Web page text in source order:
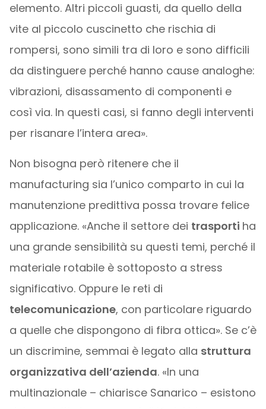
elemento. Altri piccoli guasti, da quello della
vite al piccolo cuscinetto che rischia di
rompersi, sono simili tra di loro e sono difficili
da distinguere perché hanno cause analoghe:
vibrazioni, disassamento di componenti e
così via. In questi casi, si fanno degli interventi
per risanare l’intera area».
Non bisogna però ritenere che il
manufacturing sia l’unico comparto in cui la
manutenzione predittiva possa trovare felice
applicazione. «Anche il settore dei trasporti ha
una grande sensibilità su questi temi, perché il
materiale rotabile è sottoposto a stress
significativo. Oppure le reti di
telecomunicazione, con particolare riguardo
a quelle che dispongono di fibra ottica». Se c’è
un discrimine, semmai è legato alla struttura
organizzativa dell’azienda. «In una
multinazionale – chiarisce Sanarico – esistono